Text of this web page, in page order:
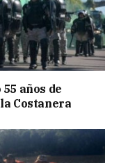
años de
Costanera